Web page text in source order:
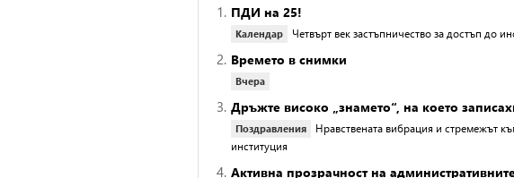
1. ПДИ на 25!
Календар Четвърт век застъпничество за достъп до
2. Времето в снимки
Вчера
3. Дръжте високо „знамето“, на което
Поздравления
Нравствената вибрация и стремежът
институция
4. Активна прозрачност на